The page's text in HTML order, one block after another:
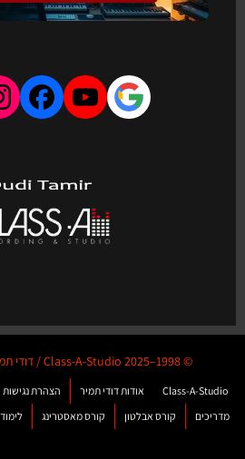
© 1998–2025 Class-A-Studio / דודי תמיר – כל הזכויות שמורות
Class-A-Studio אודות דודי תמיר הצהרת נגישות
מדריכים
קורס אבלטון קורס מאסטרינג